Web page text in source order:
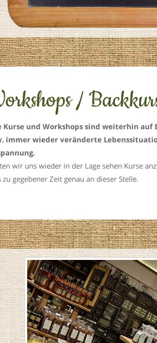
/
Kurse und Workshops sind weiterhin auf
immer wieder veränderte
wir uns wieder in der Lage sehen Kurse
zu gegebener Zeit genau an dieser Stelle.